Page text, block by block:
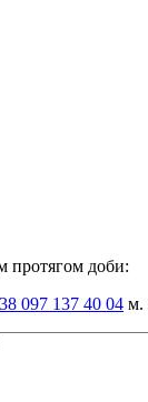
протягом доби:
097 137 40 04 м.